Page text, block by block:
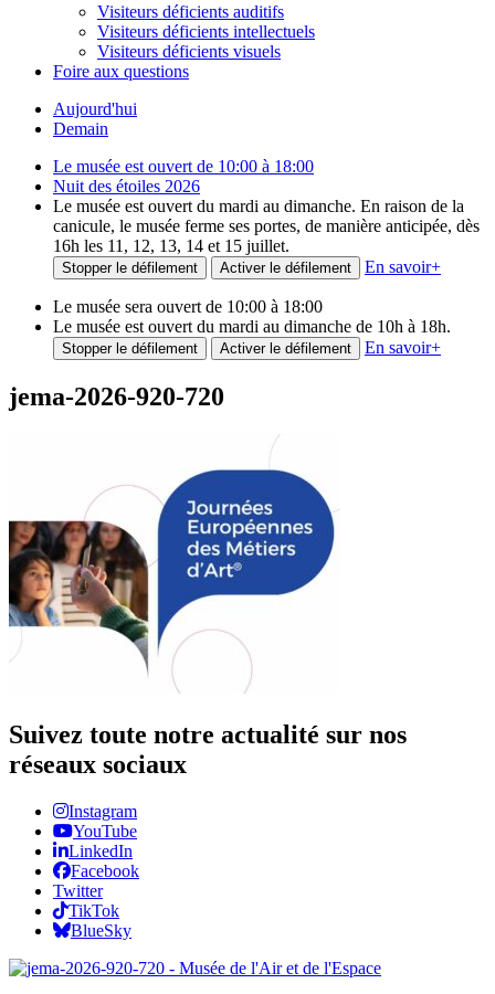
Visiteurs déficients auditifs
Visiteurs déficients intellectuels
Visiteurs déficients visuels
Foire aux questions
Aujourd'hui
Demain
Le musée est ouvert de 10:00 à 18:00
Nuit des étoiles 2026
Le musée est ouvert du mardi au dimanche. En raison de la
canicule, le musée ferme ses portes, de manière anticipée, dès
16h les 11, 12, 13, 14 et 15 juillet.
Stopper le défilement Activer le défilement En savoir+
Le musée sera ouvert de 10:00 à 18:00
Le musée est ouvert du mardi au dimanche de 10h à 18h.
Stopper le défilement Activer le défilement En savoir+
jema-2026-920-720
Suivez toute notre actualité sur nos
réseaux sociaux
Instagram
YouTube
LinkedIn
Facebook
Twitter
TikTok
BlueSky